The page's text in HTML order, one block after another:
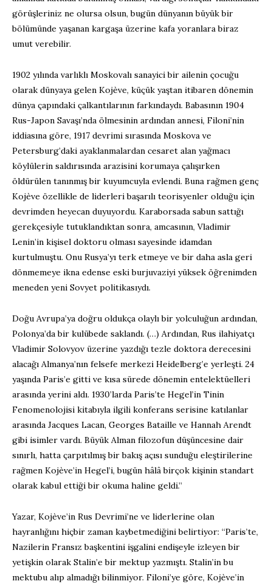
görüşleriniz ne olursa olsun, bugün dünyanın büyük bir
bölümünde yaşanan kargaşa üzerine kafa yoranlara biraz
umut verebilir.
1902 yılında varlıklı Moskovalı sanayici bir ailenin çocuğu
olarak dünyaya gelen Kojève, küçük yaştan itibaren dönemin
dünya çapındaki çalkantılarının farkındaydı. Babasının 1904
Rus-Japon Savaşı’nda ölmesinin ardından annesi, Filoni’nin
iddiasına göre, 1917 devrimi sırasında Moskova ve
Petersburg’daki ayaklanmalardan cesaret alan yağmacı
köylülerin saldırısında arazisini korumaya çalışırken
öldürülen tanınmış bir kuyumcuyla evlendi. Buna rağmen genç
Kojève özellikle de liderleri başarılı teorisyenler olduğu için
devrimden heyecan duyuyordu. Karaborsada sabun sattığı
gerekçesiyle tutuklandıktan sonra, amcasının, Vladimir
Lenin’in kişisel doktoru olması sayesinde idamdan
kurtulmuştu. Onu Rusya’yı terk etmeye ve bir daha asla geri
dönmemeye ikna edense eski burjuvaziyi yüksek öğrenimden
meneden yeni Sovyet politikasıydı.
Doğu Avrupa’ya doğru oldukça olaylı bir yolculuğun ardından,
Polonya’da bir kulübede saklandı. (…) Ardından, Rus ilahiyatçı
Vladimir Solovyov üzerine yazdığı tezle doktora derecesini
alacağı Almanya’nın felsefe merkezi Heidelberg’e yerleşti. 24
yaşında Paris’e gitti ve kısa sürede dönemin entelektüelleri
arasında yerini aldı. 1930’larda Paris’te Hegel’in Tinin
Fenomenolojisi kitabıyla ilgili konferans serisine katılanlar
arasında Jacques Lacan, Georges Bataille ve Hannah Arendt
gibi isimler vardı. Büyük Alman filozofun düşüncesine dair
sınırlı, hatta çarpıtılmış bir bakış açısı sunduğu eleştirilerine
rağmen Kojève’in Hegel’i, bugün hâlâ birçok kişinin standart
olarak kabul ettiği bir okuma haline geldi.”
Yazar, Kojève’in Rus Devrimi’ne ve liderlerine olan
hayranlığını hiçbir zaman kaybetmediğini belirtiyor: “Paris’te,
Nazilerin Fransız başkentini işgalini endişeyle izleyen bir
yetişkin olarak Stalin’e bir mektup yazmıştı. Stalin’in bu
mektubu alıp almadığı bilinmiyor. Filoni’ye göre, Kojève’in